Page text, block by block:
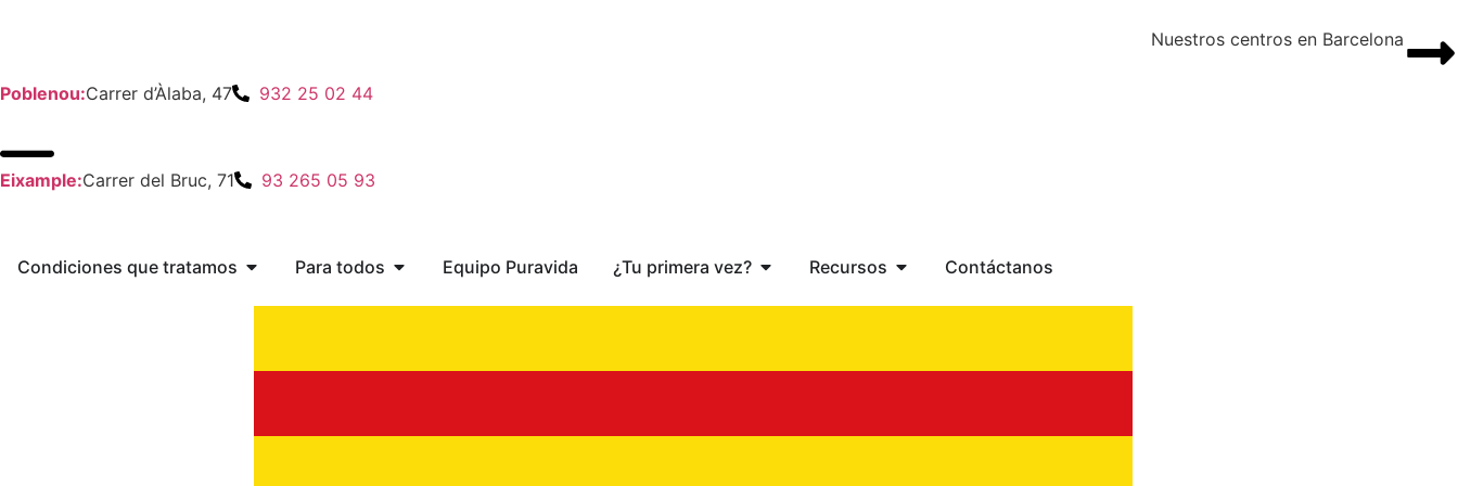
Nuestros centros en Barcelona
Poblenou:Carrer d’Àlaba, 47 932 25 02 44
Eixample:Carrer del Bruc, 71 93 265 05 93
Condiciones que tratamos Para todos Equipo Puravida ¿Tu primera vez? Recursos Contáctanos